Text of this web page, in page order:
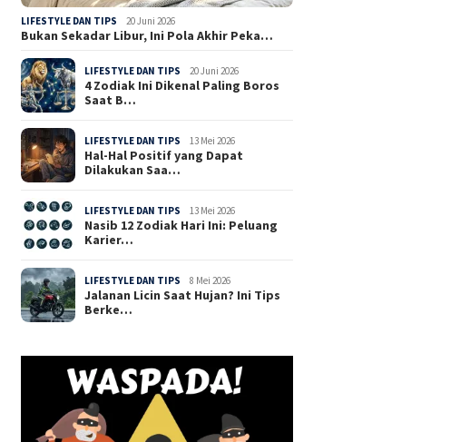
LIFESTYLE DAN TIPS 20 Juni 2026
Bukan Sekadar Libur, Ini Pola Akhir Peka…
LIFESTYLE DAN TIPS 20 Juni 2026
4 Zodiak Ini Dikenal Paling Boros
Saat B…
LIFESTYLE DAN TIPS 13 Mei 2026
Hal-Hal Positif yang Dapat
Dilakukan Saa…
LIFESTYLE DAN TIPS 13 Mei 2026
Nasib 12 Zodiak Hari Ini: Peluang
Karier…
LIFESTYLE DAN TIPS 8 Mei 2026
Jalanan Licin Saat Hujan? Ini Tips
Berke…